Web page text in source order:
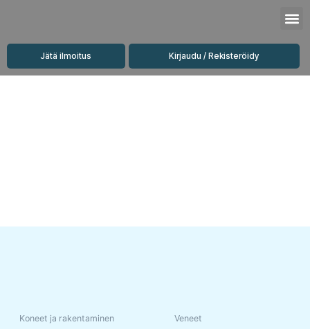
Jätä ilmoitus Kirjaudu / Rekisteröidy
Koneet ja rakentaminen Veneet